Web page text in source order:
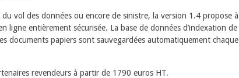
vol des données ou encore de sinistre, la version 1.4 propose à
ligne entièrement sécurisée. La base de données d’indexation de
documents papiers sont sauvegardées automatiquement chaque
revendeurs à partir de 1790 euros HT.